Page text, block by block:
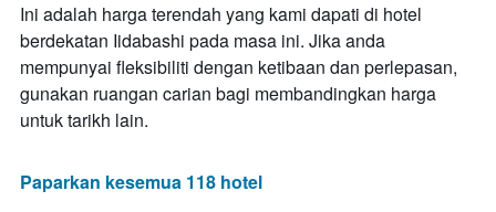
Ini adalah harga terendah yang kami dapati di hotel
berdekatan Iidabashi pada masa ini. Jika anda
mempunyai fleksibiliti dengan ketibaan dan perlepasan,
gunakan ruangan carian bagi membandingkan harga
untuk tarikh lain.
Paparkan kesemua 118 hotel